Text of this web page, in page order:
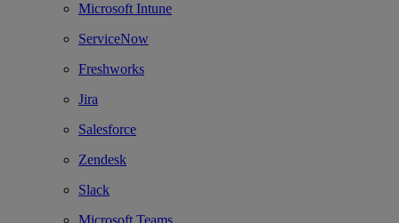
Microsoft Intune
ServiceNow
Freshworks
Jira
Salesforce
Zendesk
Slack